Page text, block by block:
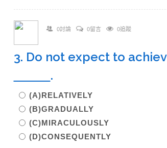
0討論 0留言 0追蹤
3. Do not expect to
.
(A)RELATIVELY
(B)GRADUALLY
(C)MIRACULOUSLY
(D)CONSEQUENTLY